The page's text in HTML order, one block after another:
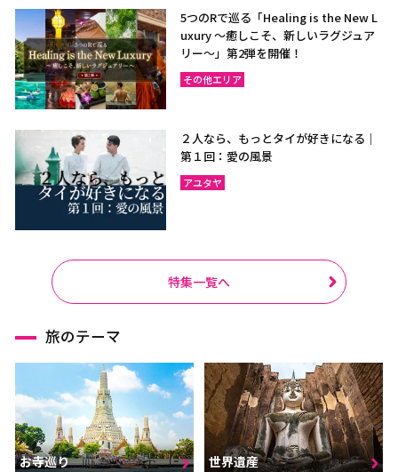
5つのRで巡る「Healing is the New L
uxury ～癒しこそ、新しいラグジュア
リー〜」第2弾を開催！
その他エリア
２人なら、もっとタイが好きになる｜
第１回：愛の風景
アユタヤ
特集一覧へ
旅のテーマ
お寺巡り 世界遺産